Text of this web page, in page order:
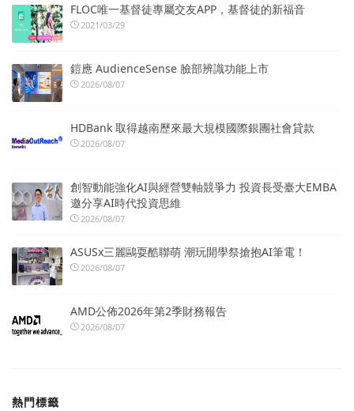
FLOC唯一基督徒專屬交友APP，基督徒的新福音
2021/03/29
鎧應 AudienceSense 臉部辨識功能上市
2026/08/07
HDBank 取得越南歷來最大規模國際銀團社會貸款
2026/08/07
創智動能強化AI與經營雙軸競爭力 投資長受臺大EMBA
邀分享AI時代投資思維
2026/08/07
ASUSx三麗鷗耍酷聯萌 潮玩開學祭搶抱AI筆電！
2026/08/07
AMD公佈2026年第2季財務報告
2026/08/07
熱門標籤